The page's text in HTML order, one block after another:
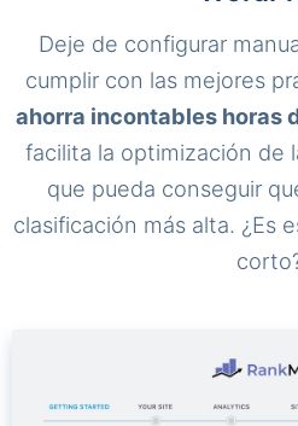
Deje de configurar
cumplir con las mejores
ahorra incontables horas
facilita la optimización de
que pueda conseguir
clasificación más alta. ¿Es